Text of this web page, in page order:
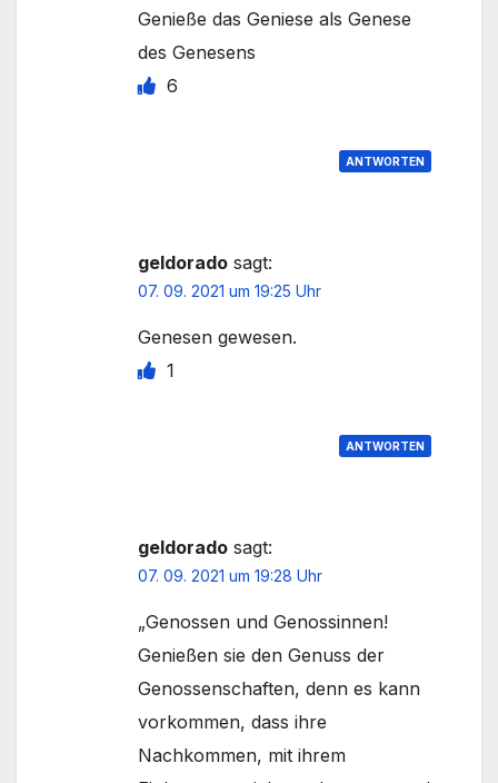
Genieße das Geniese als Genese
des Genesens
6
ANTWORTEN
geldorado sagt:
07. 09. 2021 um 19:25 Uhr
Genesen gewesen.
1
ANTWORTEN
geldorado sagt:
07. 09. 2021 um 19:28 Uhr
„Genossen und Genossinnen!
Genießen sie den Genuss der
Genossenschaften, denn es kann
vorkommen, dass ihre
Nachkommen, mit ihrem